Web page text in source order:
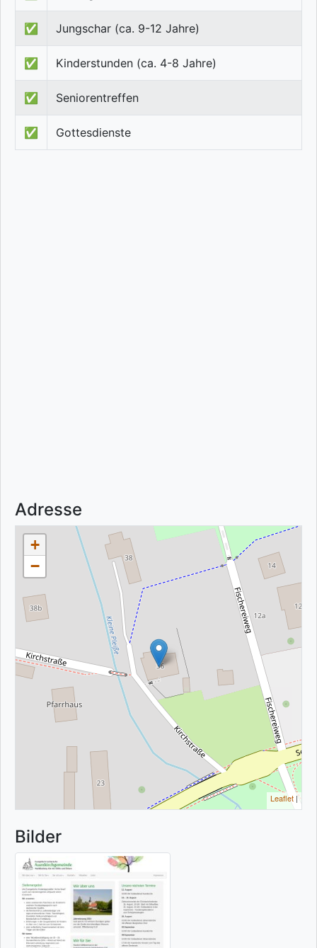
✅ Jungschar (ca. 9-12 Jahre)
✅ Kinderstunden (ca. 4-8 Jahre)
✅ Seniorentreffen
✅ Gottesdienste
Adresse
+
−
Leaflet |
Bilder